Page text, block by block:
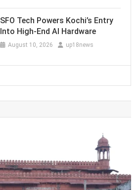
SFO Tech Powers Kochi’s Entry
Into High-End AI Hardware
August 10, 2026 up18news